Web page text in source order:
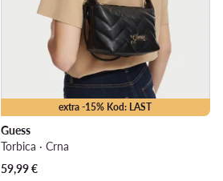
extra -15% Kod: LAST
Guess
Torbica · Crna
59,99€